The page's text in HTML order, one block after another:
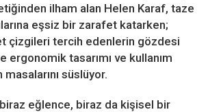
ilham alan Helen Karaf, taze
eşsiz bir zarafet katarken;
çizgileri tercih edenlerin gözdesi
ergonomik tasarımı ve kullanım
masalarını süslüyor.
eğlence, biraz da kişisel bir